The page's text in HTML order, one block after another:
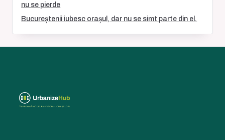
nu se pierde
Bucureștenii iubesc orașul, dar nu se simt parte din el.